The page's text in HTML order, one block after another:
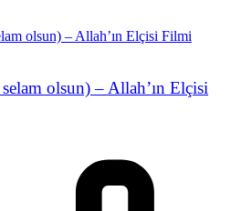
olsun) – Allah’ın Elçisi